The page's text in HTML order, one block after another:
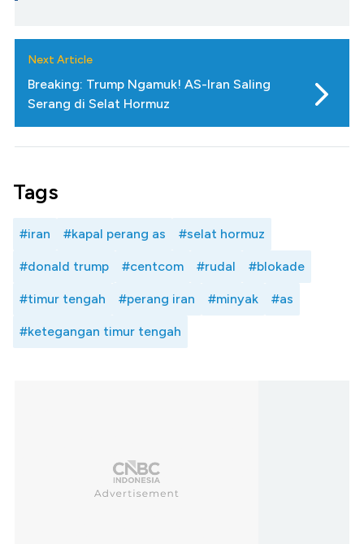
Next Article
Breaking: Trump Ngamuk! AS-Iran Saling
Serang di Selat Hormuz
Tags
#iran #kapal perang as #selat hormuz
#donald trump #centcom #rudal #blokade
#timur tengah #perang iran #minyak #as
#ketegangan timur tengah